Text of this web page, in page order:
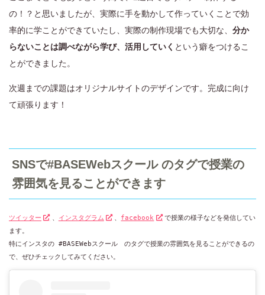
の！？と思いましたが、実際に手を動かして作っていくことで効
率的に学ことができていたし、実際の制作現場でも大切な、 分か
らないことは調べながら学び、活用していく という癖をつけるこ
とができました。
次週までの課題はオリジナルサイトのデザインです。完成に向け
て頑張ります！
SNSで#BASEWebスクール のタグで授業の
雰囲気を見ることができます
ツイッター 、 インスタグラム 、 facebook
で授業の様子などを発信してい
ます。
特にインスタの #BASEWebスクール　のタグで授業の雰囲気を見ることができるの